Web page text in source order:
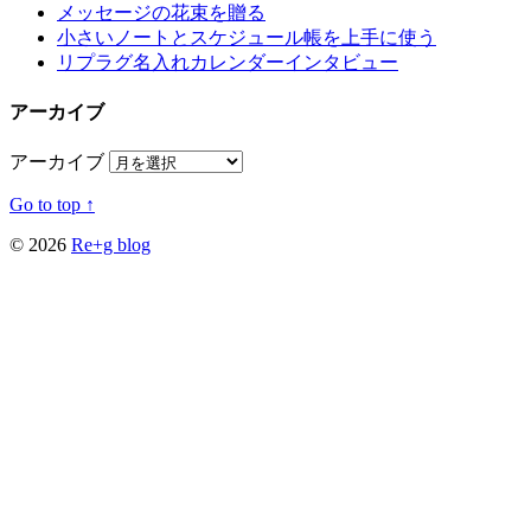
メッセージの花束を贈る
小さいノートとスケジュール帳を上手に使う
リプラグ名入れカレンダーインタビュー
アーカイブ
アーカイブ
Go to top ↑
© 2026 Re+g blog